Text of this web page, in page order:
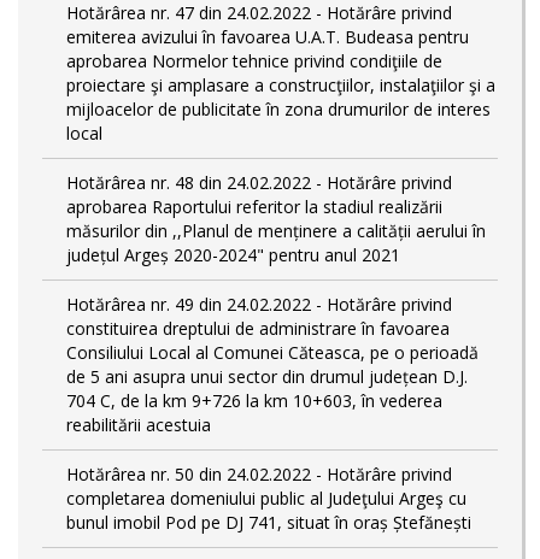
Hotărârea nr. 47 din 24.02.2022 - Hotărâre privind
emiterea avizului în favoarea U.A.T. Budeasa pentru
aprobarea Normelor tehnice privind condiţiile de
proiectare şi amplasare a construcţiilor, instalaţiilor şi a
mijloacelor de publicitate în zona drumurilor de interes
local
Hotărârea nr. 48 din 24.02.2022 - Hotărâre privind
aprobarea Raportului referitor la stadiul realizării
măsurilor din ,,Planul de menținere a calității aerului în
județul Argeș 2020-2024" pentru anul 2021
Hotărârea nr. 49 din 24.02.2022 - Hotărâre privind
constituirea dreptului de administrare în favoarea
Consiliului Local al Comunei Căteasca, pe o perioadă
de 5 ani asupra unui sector din drumul județean D.J.
704 C, de la km 9+726 la km 10+603, în vederea
reabilitării acestuia
Hotărârea nr. 50 din 24.02.2022 - Hotărâre privind
completarea domeniului public al Judeţului Argeş cu
bunul imobil Pod pe DJ 741, situat în oraș Ștefănești